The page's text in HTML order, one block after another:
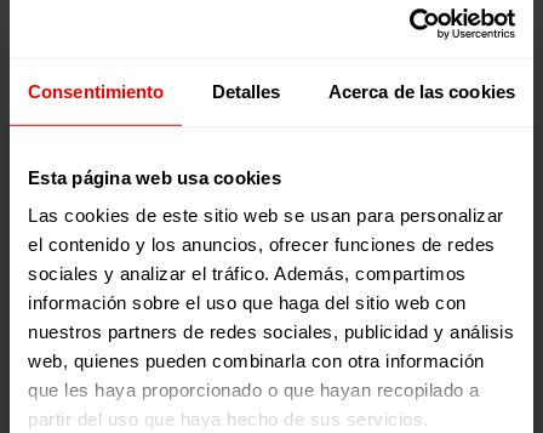
Consentimiento Detalles Acerca de las cookies
Esta página web usa cookies
Las cookies de este sitio web se usan para personalizar
el contenido y los anuncios, ofrecer funciones de redes
sociales y analizar el tráfico. Además, compartimos
información sobre el uso que haga del sitio web con
nuestros partners de redes sociales, publicidad y análisis
web, quienes pueden combinarla con otra información
que les haya proporcionado o que hayan recopilado a
partir del uso que haya hecho de sus servicios.
Publicaciones relacionadas:
Memorias
INFORME ANUAL
Revista trimestral
REVISTA TRIMESTRAL